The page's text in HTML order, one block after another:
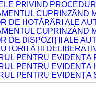
PRIVIND
CUPRINZÂND
DE HOTĂRÂRI ALE
CUPRINZÂND
DE DISPOZIȚII ALE
PENTRU EVIDENȚA
PENTRU EVIDENȚA
PENTRU EVIDENȚA